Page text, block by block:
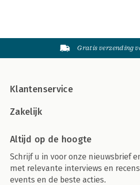
Gratis verzending
Klantenservice
Zakelijk
Altijd op de hoogte
Schrijf u in voor onze nieuwsbrief
met relevante interviews en
events en de beste acties.